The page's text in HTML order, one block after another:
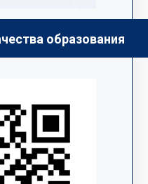
образования